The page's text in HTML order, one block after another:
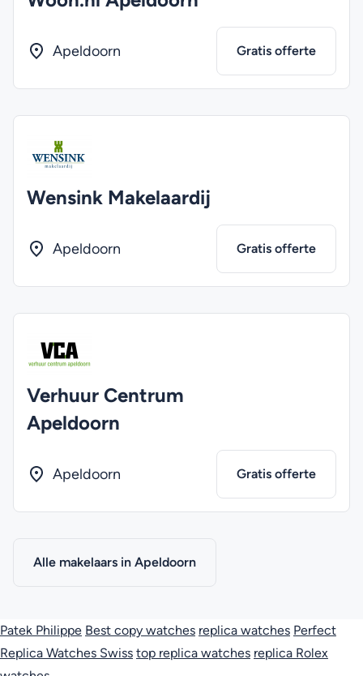
Apeldoorn Gratis offerte
Wensink Makelaardij
Apeldoorn Gratis offerte
Verhuur Centrum
Apeldoorn
Apeldoorn Gratis offerte
Alle makelaars in Apeldoorn
Patek Philippe Best copy watches replica watches Perfect
Replica Watches Swiss top replica watches replica Rolex